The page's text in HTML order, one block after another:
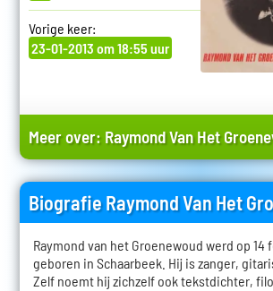
Vorige keer:
23-01-2013 om 18:55 uur
Meer over: Raymond Van Het
Biografie Raymond Van Het
Raymond van het Groenewoud werd op 14
geboren in Schaarbeek. Hij is zanger,
Zelf noemt hij zichzelf ook tekstdichter,